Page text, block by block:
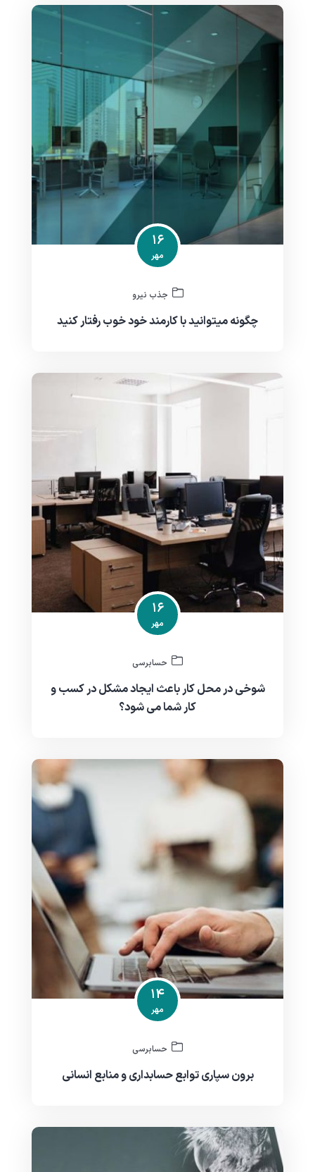
۱۶
مهر
جذب نیرو
چگونه میتوانید با کارمند خود خوب رفتار کنید
۱۶
مهر
حسابرسی
شوخی در محل کار باعث ایجاد مشکل در کسب و
کار شما می شود؟
۱۴
مهر
حسابرسی
برون سپاری توابع حسابداری و منابع انسانی